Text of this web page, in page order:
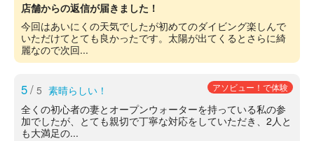
店舗からの返信が届きました！
今回はあいにくの天気でしたが初めてのダイビング楽しんで
いただけてとても良かったです。太陽が出てくるとさらに綺
麗なので次回...
5/ 5 素晴らしい！ アソビュー！で体験
全くの初心者の妻とオープンウォーターを持っている私の参
加でしたが、とても親切で丁寧な対応をしていただき、2人と
も大満足の...